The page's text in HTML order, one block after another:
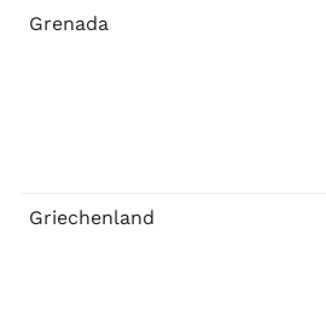
Grenada
Griechenland